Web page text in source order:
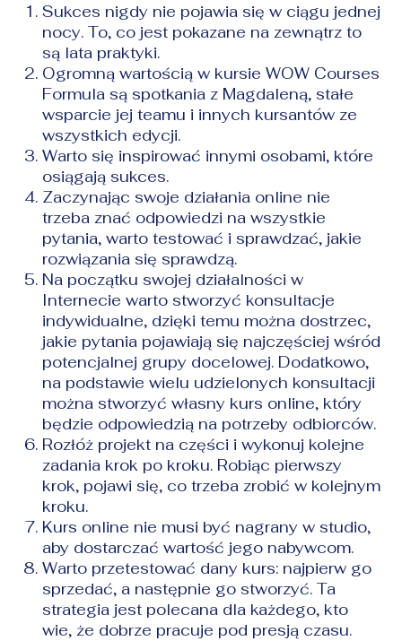
Sukces nigdy nie pojawia się w ciągu jednej
nocy. To, co jest pokazane na zewnątrz to
są lata praktyki.
Ogromną wartością w kursie WOW Courses
Formula są spotkania z Magdaleną, stałe
wsparcie jej teamu i innych kursantów ze
wszystkich edycji.
Warto się inspirować innymi osobami, które
osiągają sukces.
Zaczynając swoje działania online nie
trzeba znać odpowiedzi na wszystkie
pytania, warto testować i sprawdzać, jakie
rozwiązania się sprawdzą.
Na początku swojej działalności w
Internecie warto stworzyć konsultacje
indywidualne, dzięki temu można dostrzec,
jakie pytania pojawiają się najczęściej wśród
potencjalnej grupy docelowej. Dodatkowo,
na podstawie wielu udzielonych konsultacji
można stworzyć własny kurs online, który
będzie odpowiedzią na potrzeby odbiorców.
Rozłóż projekt na części i wykonuj kolejne
zadania krok po kroku. Robiąc pierwszy
krok, pojawi się, co trzeba zrobić w kolejnym
kroku.
Kurs online nie musi być nagrany w studio,
aby dostarczać wartość jego nabywcom.
Warto przetestować dany kurs: najpierw go
sprzedać, a następnie go stworzyć. Ta
strategia jest polecana dla każdego, kto
wie, że dobrze pracuje pod presją czasu.